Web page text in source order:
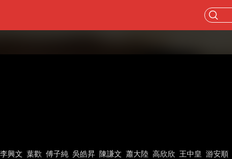
李興文 葉歡 傅子純 吳皓昇 陳謙文 蕭大陸 高欣欣 王中皇 游安順